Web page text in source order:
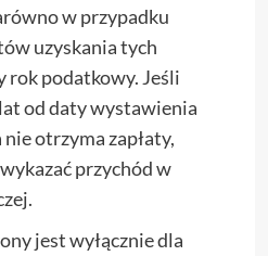
w przypadku
uzyskania tych
rok podatkowy. Jeśli
od daty wystawienia
otrzyma zapłaty,
przychód w
jest wyłącznie dla